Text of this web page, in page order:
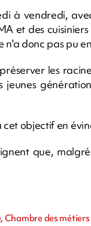
à vendredi,
et des
n'a donc pas pu
les
objectif en
que,
Chambre des métiers